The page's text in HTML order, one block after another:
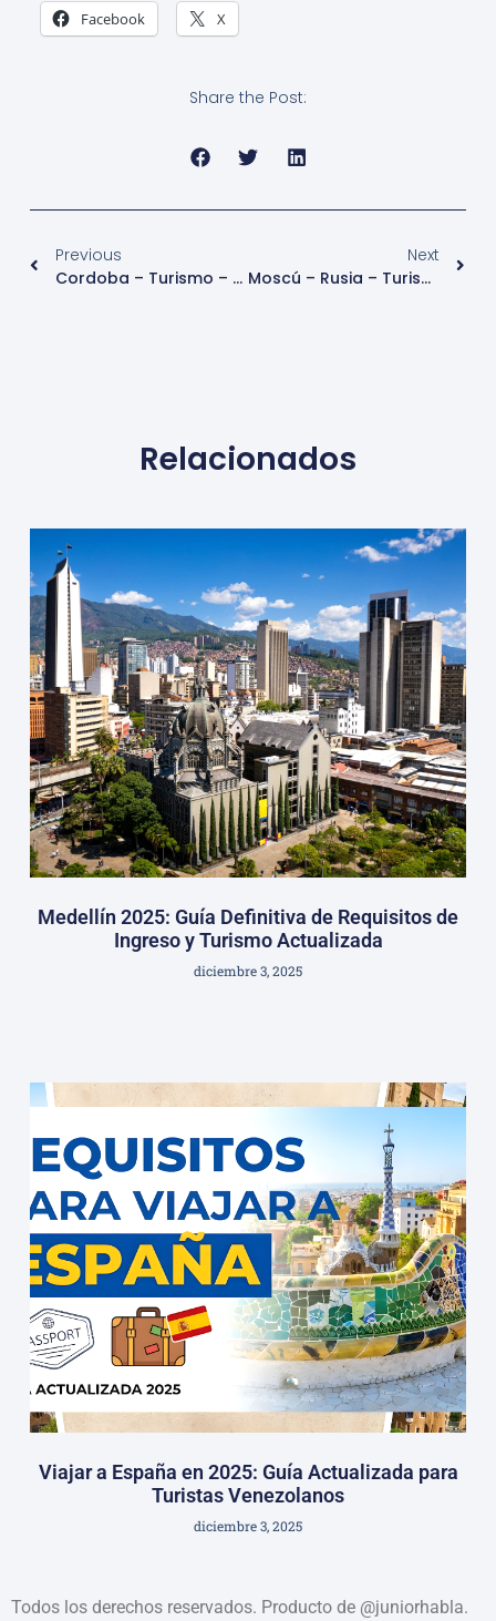
Facebook X
Share the Post:
Previous
Cordoba – Turismo – España
Next
Moscú – Rusia – Turismo – Ciudades Top
Relacionados
Medellín 2025: Guía Definitiva de Requisitos de
Ingreso y Turismo Actualizada
diciembre 3, 2025
Viajar a España en 2025: Guía Actualizada para
Turistas Venezolanos
diciembre 3, 2025
Todos los derechos reservados. Producto de @juniorhabla.